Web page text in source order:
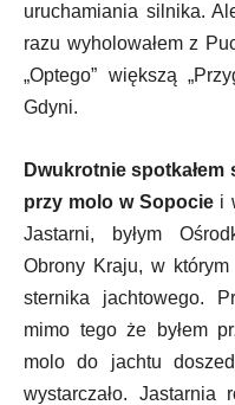
uruchamiania silnika.
razu wyholowałem z
„Optego” większą
Gdyni.
Dwukrotnie
przy molo w Sopocie i
Jastarni, byłym
Obrony Kraju, w
sternika jachtowego.
mimo tego że byłem
molo do jachtu
wystarczało. Jastarnia